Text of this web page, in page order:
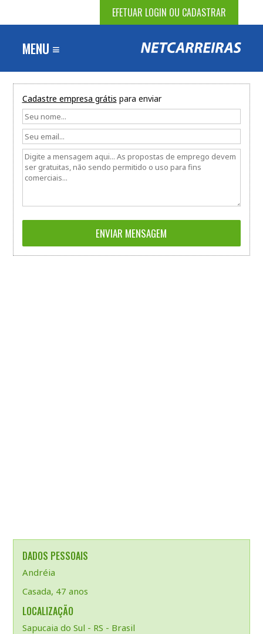
EFETUAR LOGIN OU CADASTRAR
MENU ≡
Cadastre empresa grátis para enviar
DADOS PESSOAIS
Andréia
Casada, 47 anos
LOCALIZAÇÃO
Sapucaia do Sul - RS - Brasil